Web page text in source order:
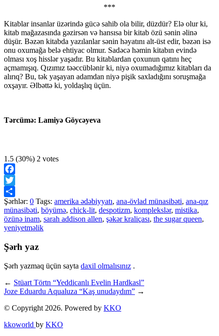
***
Kitablar insanlar üzərində gücə sahib ola bilir, düzdür? Elə olur ki,
kitab mağazasında gəzirsən və hansısa bir kitab özü sənin əlinə
düşür. Bəzən kitabda yazılanlar sənin həyatını alt-üst edir, bəzən isə
onu oxumağa belə ehtiyac olmur. Sadəcə həmin kitabın evində
olması xoş hisslər yaşadır. Bu kitablardan çoxunun qatını heç
açmamışıq. Qızımız təəccüblənir ki, niyə oxumadığımız kitabları da
alırıq? Bu, tək yaşayan adamdan niyə pişik saxladığını soruşmağa
oxşayır. Əlbəttə ki, yoldaşlıq üçün.
Tərcümə: Lamiyə Göycəyeva
1.5 (30%) 2 votes
Facebook
Twitter
Share
Şərhlər: 0 Tags: amerika ədəbiyyatı, ana-övlad münasibəti, ana-qız
münasibəti, böyümə, chick-lit, despotizm, komplekslər, mistika,
özünə inam, sarah addison allen, şəkər kraliçası, the sugar queen,
yeniyetməlik
Şərh yaz
Şərh yazmaq üçün sayta daxil olmalısınız .
← Stüart Törtn “Yeddicanlı Evelin Hardkasl”
Joze Eduardu Aqualuza “Kaş unudaydım” →
© Copyright 2026. Powered by KKO
kkoworld by KKO